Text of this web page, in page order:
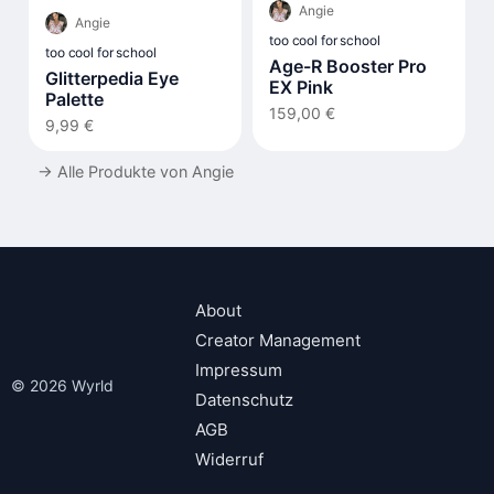
Angie
too cool for school
Glitterpedia Eye
Palette
9,99 €
Angie
too cool for school
Age-R Booster Pro
EX Pink
159,00 €
→ Alle Produkte von Angie
© 2026 Wyrld
About
Creator Management
Impressum
Datenschutz
AGB
Widerruf